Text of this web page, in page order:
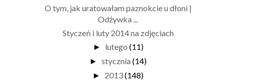
O tym, jak uratowałam paznokcie u dłoni |
Odżywka ...
Styczeń i luty 2014 na zdjęciach
► lutego (11)
► stycznia (14)
► 2013(148)